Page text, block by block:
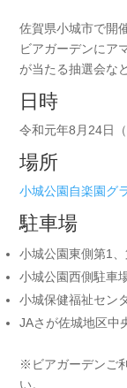
佐賀県小城市で開
ビアガーデンにア
が当たる抽選会な
日時
令和元年8月24日
場所
小城公園自楽園グ
駐車場
小城公園東側第1
小城公園西側駐車
小城保健福祉セン
JAさが佐城地区中
※ビアガーデンご
い。